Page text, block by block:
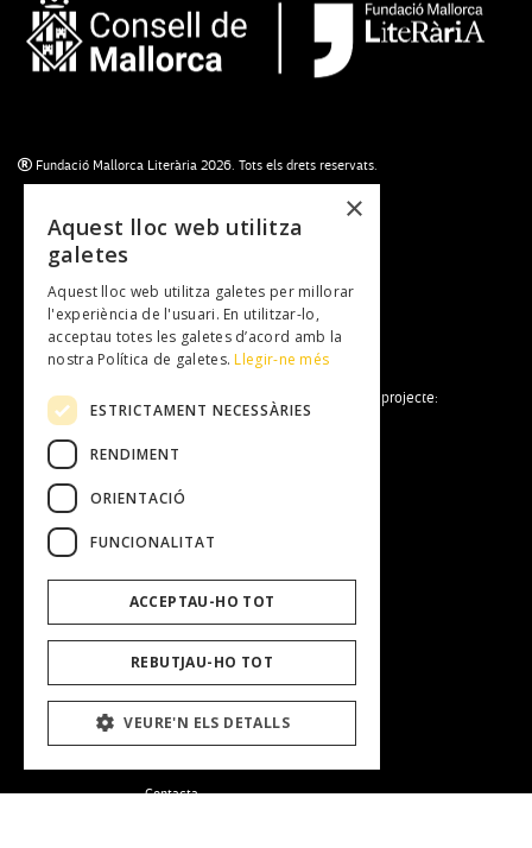
Fundació Mallorca Literària 2026. Tots els drets reservats.
NEWSLETTER
La Fundació Mallorca Literària forma part del projecte:
Fundació Mallorca Literària
Entitat
Equip Humà
Transparència
Treballa amb nosaltres
Perfil del contractant
Contacta
×
Aquest lloc web utilitza
galetes
Aquest lloc web utilitza galetes per millorar
l'experiència de l'usuari. En utilitzar-lo,
acceptau totes les galetes d’acord amb la
nostra Política de galetes.Llegir-ne més
ESTRICTAMENT NECESSÀRIES
RENDIMENT
ORIENTACIÓ
FUNCIONALITAT
ACCEPTAU-HO TOT
REBUTJAU-HO TOT
VEURE'N ELS DETALLS